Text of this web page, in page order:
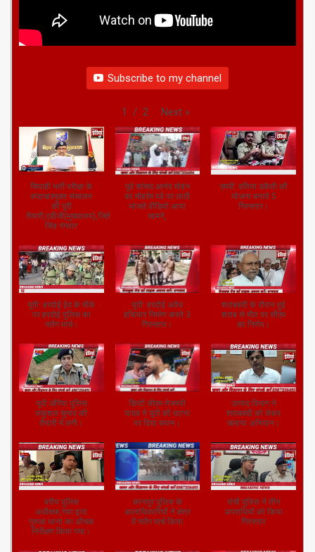
Subscribe to my channel
1 / 2 Next »
सिपाही भर्ती परीक्षा के
कदाचारमुक्त संचालन
की पूरी
तैयारी,एडीजी(मुख्यालय),जितेंद्र
सिंह गंगवार
पूर्व सांसद आनंद मोहन
का मोहर्रम पर्व पर लाठी
भांजते वीडियो आया
सामने,
एमपी: दतिया डकैती की
योजना बनाते 5
गिरफ्तार।
यूपी: हरदोई ईद के मौके
पर हरदोई पुलिस का
फ्लैग मार्च।
यूपी: हरदोई अवैध
हथियार निर्माण करते 3
गिरफ्तार।
शराबबंदी के दौरान हुई
शराब से मौत पर सीएम
का निर्णय।
यूपी:औरैया पुलिस
सकुशल चुनाव की
तैयारी में लगी।
डिप्टी सीएम तेजस्वी
यादव ने यूपी की घटना
पर दिया बयान।
उत्पाद विभाग ने
शराबबंदी को लेकर
चलाया अभियान।
वरीय पुलिस
अधीक्षक,गया द्वारा
गुरुआ थाना का औचक
निरीक्षण किया गया।
कानपुर पुलिस के
आलाधिकारियों ने क्षेत्र
में फ्लैग मार्च किया
रांची पुलिस ने तीन
अपराधियों को किया
गिरफ्तार